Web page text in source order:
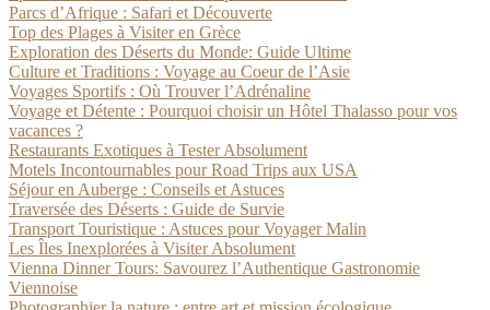
Parcs d’Afrique : Safari et Découverte
Top des Plages à Visiter en Grèce
Exploration des Déserts du Monde: Guide Ultime
Culture et Traditions : Voyage au Coeur de l’Asie
Voyages Sportifs : Où Trouver l’Adrénaline
Voyage et Détente : Pourquoi choisir un Hôtel Thalasso pour vos
vacances ?
Restaurants Exotiques à Tester Absolument
Motels Incontournables pour Road Trips aux USA
Séjour en Auberge : Conseils et Astuces
Traversée des Déserts : Guide de Survie
Transport Touristique : Astuces pour Voyager Malin
Les Îles Inexplorées à Visiter Absolument
Vienna Dinner Tours: Savourez l’Authentique Gastronomie
Viennoise